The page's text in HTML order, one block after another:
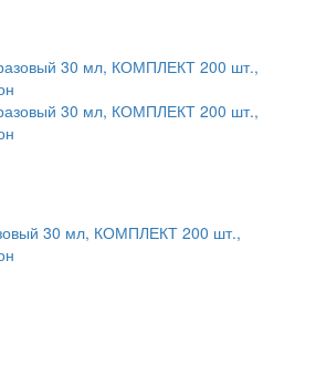
30 мл, КОМПЛЕКТ 200 шт.,